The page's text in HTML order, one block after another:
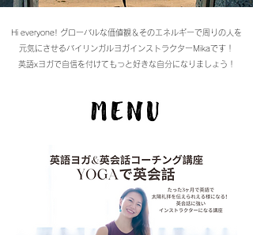
Hi everyone! グローバルな価値観＆そのエネルギーで周りの人を
元気にさせるバイリンガルヨガインストラクターMikaです！
英語xヨガで自信を付けてもっと好きな自分になりましょう！